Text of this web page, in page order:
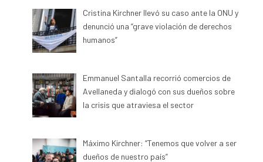
Cristina Kirchner llevó su caso ante la ONU y
denunció una “grave violación de derechos
humanos”
Emmanuel Santalla recorrió comercios de
Avellaneda y dialogó con sus dueños sobre
la crisis que atraviesa el sector
Máximo Kirchner: “Tenemos que volver a ser
dueños de nuestro país”